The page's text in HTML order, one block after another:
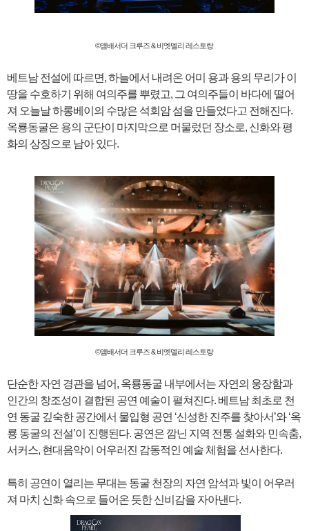
©앰배서더 크루즈 & 비엣델리 레스토랑
베트남 전설에 따르면, 하늘에서 내려온 어미 용과 용의 무리가 이
땅을 수호하기 위해 여의주를 뿌렸고, 그 여의주들이 바다에 떨어
져 오늘날 하롱베이의 수많은 석회암 섬을 만들었다고 전해진다.
옥룡동굴은 용의 군단이 마지막으로 머물렀던 장소로, 신화와 평
화의 상징으로 남아 있다.
©앰배서더 크루즈 & 비엣델리 레스토랑
단순한 자연 경관을 넘어, 옥룡동굴 내부에서는 자연의 웅장함과
인간의 창조성이 결합된 공연 예술이 펼쳐진다. 베트남 최초로 천
연 동굴 깊숙한 공간에서 물입형 공연 ‘신성한 진주를 찾아서’와 ‘옥
룡 동굴의 전설’이 진행된다. 공연은 깜닌 지역 전통 설화와 민속춤,
서커스, 현대음악이 어우러진 감동적인 예술 체험을 선사한다.
특히 공연이 열리는 무대는 동굴 천장의 자연 암석과 빛이 어우러
져 마치 신화 속으로 들어온 듯한 신비감을 자아낸다.